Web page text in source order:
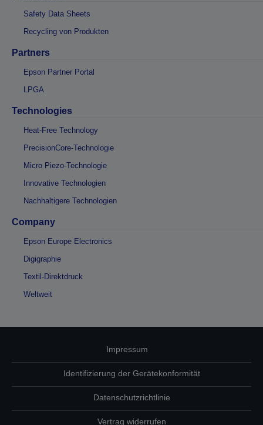
Safety Data Sheets
Recycling von Produkten
Partners
Epson Partner Portal
LPGA
Technologies
Heat-Free Technology
PrecisionCore-Technologie
Micro Piezo-Technologie
Innovative Technologien
Nachhaltigere Technologien
Company
Epson Europe Electronics
Digigraphie
Textil-Direktdruck
Weltweit
Impressum
Identifizierung der Gerätekonformität
Datenschutzrichtlinie
Vertrag widerrufen